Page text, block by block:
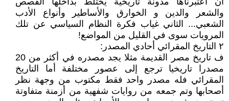
والشعر والدين و الخوارق والأساطير وأنواع الأدب
الشعبي... الثاني غياب فكرة النظام السياسي عن تلك
المرويات سوى في القليل من المواضع!
٢ التاريخ المقرائي أحادي المصدر:
ف تاريخ مصر القديمة مثلا يجد مصدره في أكثر من 20
مصدرا تاريخيا ترجع إلى عصور مختلفة أما التاريخ
المقرائي فله مصدر واحد فقط مكتوب من وجهة نظر
أصحابها وتم جمعه من روايات شفهية من أزمنة متفاوتة